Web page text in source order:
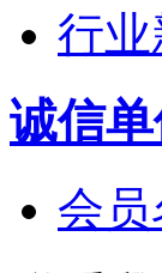
行业
诚信
会